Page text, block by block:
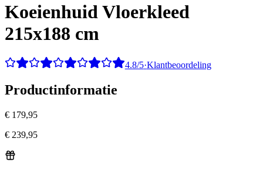
Koeienhuid Vloerkleed
215x188 cm
4.8/5·Klantbeoordeling
Productinformatie
€ 179,95
€ 239,95